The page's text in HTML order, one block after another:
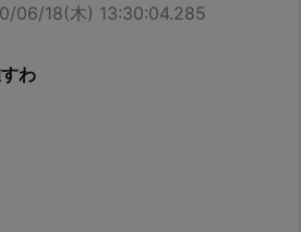
06/18(木) 13:30:04.285
わ